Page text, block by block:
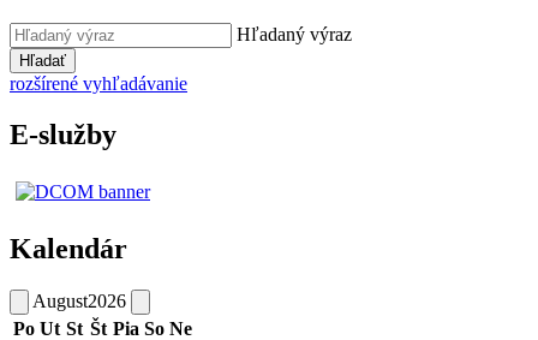
Hľadaný výraz
Hľadať
rozšírené vyhľadávanie
E-služby
Kalendár
August2026
Po Ut St Št Pia So Ne